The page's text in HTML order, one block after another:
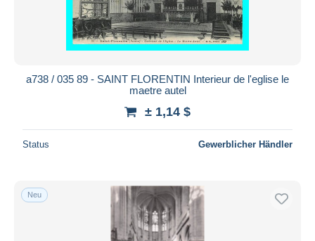
a738 / 035 89 - SAINT FLORENTIN Interieur de l'eglise le
maetre autel
± 1,14 $
Status Gewerblicher Händler
Neu